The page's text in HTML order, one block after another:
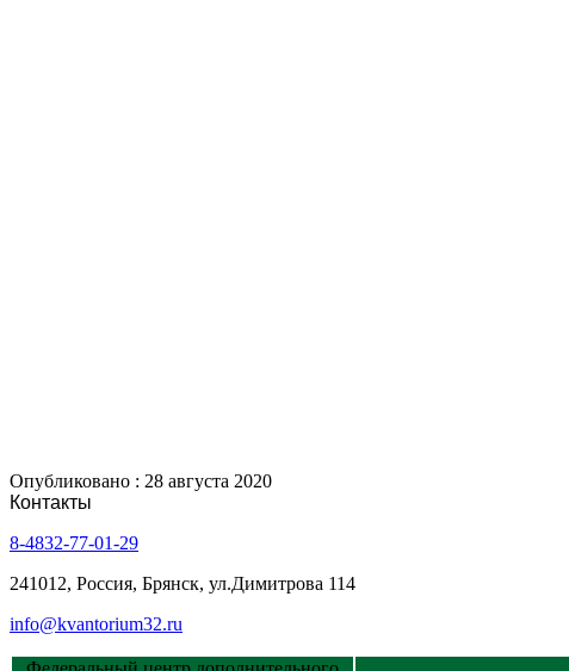
Опубликовано : 28 августа 2020
Контакты
8-4832-77-01-29
241012, Россия, Брянск, ул.Димитрова 114
info@kvantorium32.ru